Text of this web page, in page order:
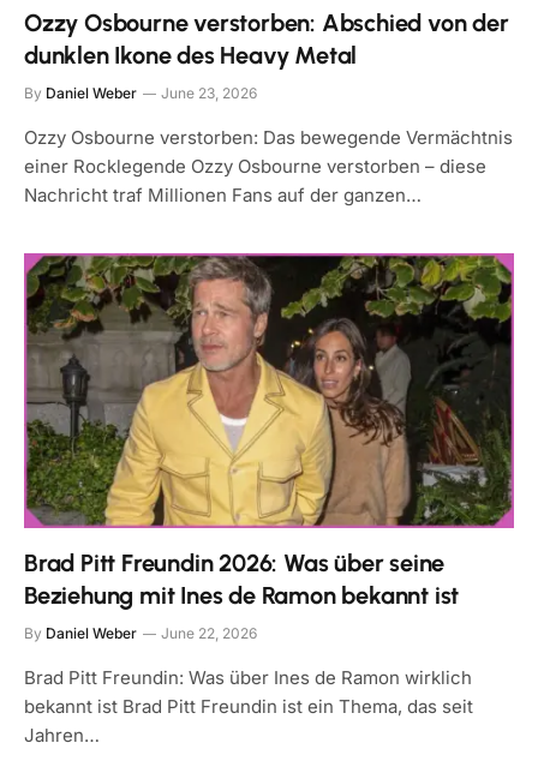
Ozzy Osbourne verstorben: Abschied von der
dunklen Ikone des Heavy Metal
By Daniel Weber June 23, 2026
Ozzy Osbourne verstorben: Das bewegende Vermächtnis
einer Rocklegende Ozzy Osbourne verstorben – diese
Nachricht traf Millionen Fans auf der ganzen…
Brad Pitt Freundin 2026: Was über seine
Beziehung mit Ines de Ramon bekannt ist
By Daniel Weber June 22, 2026
Brad Pitt Freundin: Was über Ines de Ramon wirklich
bekannt ist Brad Pitt Freundin ist ein Thema, das seit
Jahren…